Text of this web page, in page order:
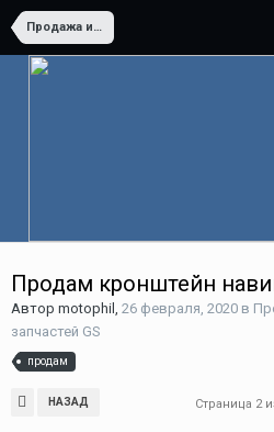
Продажа и покупка деталей и запчастей GS
Продам кронштейн
Автор motophil , 26 февраля, 2020 в
запчастей GS
продам
НАЗАД Страница 2